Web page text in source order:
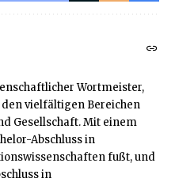
Wortmeister,
vielfältigen Bereichen
Gesellschaft. Mit einem
Abschluss in
fußt, und
in